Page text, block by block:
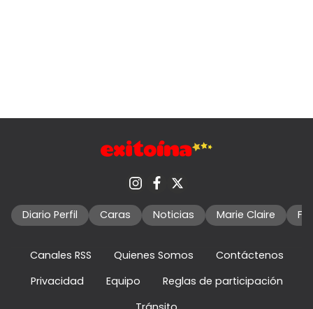
Diario Perfil Caras Noticias Marie Claire
Canales RSS Quienes Somos
Contáctenos
Privacidad
Equipo
Reglas de participación